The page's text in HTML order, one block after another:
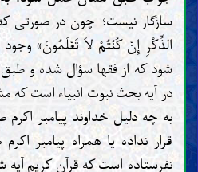
سازگار نیست؛ چون در صورتی که
الذِّکْرِ إِنْ کُنْتُمْ لاَ تَعْلَمُونَ»
شود که از فقها سؤال شده و
در آیه بحث نبوت انبیاء است
به چه دلیل خداوند پیامبر اکرم
قرار نداده یا همراه پیامبر
نفرستاده است که قرآن کریم آیه